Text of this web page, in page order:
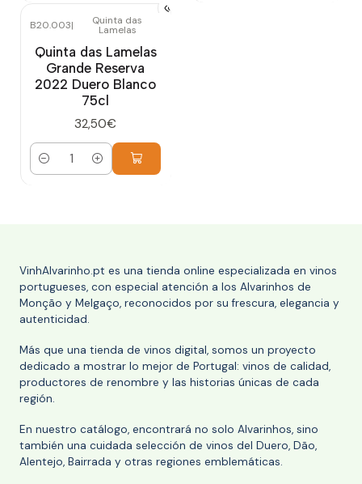
B20.003| Quinta das
Lamelas
Quinta das Lamelas
Grande Reserva
2022 Duero Blanco
75cl
32,50€
Cantidad
VinhAlvarinho.pt es una tienda online especializada en vinos
portugueses, con especial atención a los Alvarinhos de
Monção y Melgaço, reconocidos por su frescura, elegancia y
autenticidad.
Más que una tienda de vinos digital, somos un proyecto
dedicado a mostrar lo mejor de Portugal: vinos de calidad,
productores de renombre y las historias únicas de cada
región.
En nuestro catálogo, encontrará no solo Alvarinhos, sino
también una cuidada selección de vinos del Duero, Dão,
Alentejo, Bairrada y otras regiones emblemáticas.